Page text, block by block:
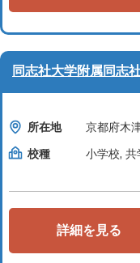
同志社大学附属同志
所在地
京都府木
校種
小学校, 共
詳細を見る